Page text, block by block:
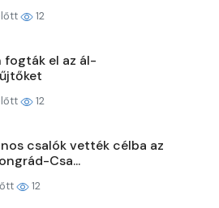
12
fogták el az ál-
12
csalók vették célba az
Csa...
12